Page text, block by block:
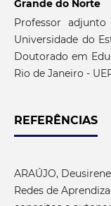
Grande do Norte
Professor
Universidade do
Doutorado em
Rio de Janeiro -
REFERÊNCIAS
ARAÚJO,
Redes de